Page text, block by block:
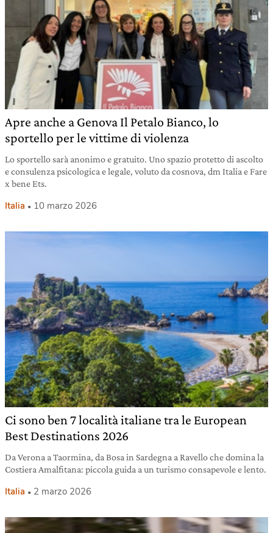
Apre anche a Genova Il Petalo Bianco, lo
sportello per le vittime di violenza
Lo sportello sarà anonimo e gratuito. Uno spazio protetto di ascolto
e consulenza psicologica e legale, voluto da cosnova, dm Italia e Fare
x bene Ets.
Italia 10 marzo 2026
Ci sono ben 7 località italiane tra le European
Best Destinations 2026
Da Verona a Taormina, da Bosa in Sardegna a Ravello che domina la
Costiera Amalfitana: piccola guida a un turismo consapevole e lento.
Italia 2 marzo 2026